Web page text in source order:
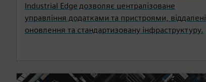
Industrial Edge дозволяє централізоване
управління додатками та пристроями, віддалені
оновлення та стандартизовану інфраструктуру.